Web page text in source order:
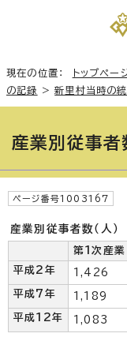
現在の位置： トップペー
の記録
>新里村当時の
産業別従事者
ページ番号1003167
産業別従事者数（人）
第1次産業
平成2年
1,426
平成7年 1,189
平成12年 1,083